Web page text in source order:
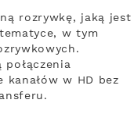
rozrywkę, jaką jest
w tym
w HD bez